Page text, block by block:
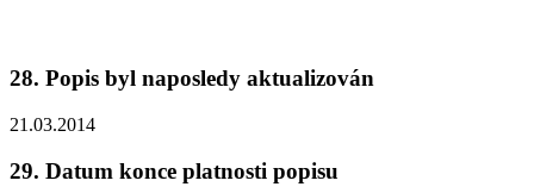
28. Popis byl naposledy aktualizován
21.03.2014
29. Datum konce platnosti popisu